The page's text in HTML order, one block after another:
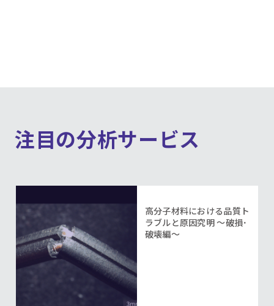
注目の分析サービス
高分子材料における品質ト
ラブルと原因究明 ～破損･
破壊編～